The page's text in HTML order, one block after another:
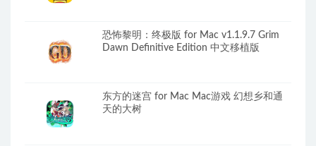
恐怖黎明：终极版 for Mac v1.1.9.7 Grim
Dawn Definitive Edition 中文移植版
东方的迷宫 for Mac Mac游戏 幻想乡和通
天的大树